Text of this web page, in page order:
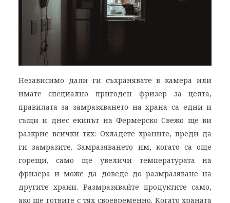
Независимо дали ги съхранявате в камера или
имате специално пригоден фризер за целта,
правилата за замразяването на храна са едни и
същи и днес екипът на Фермерско Свежо ще ви
разкрие всички тях: Охладете храните, преди да
ги замразите. Замразяването им, когато са още
горещи, само ще увеличи температурата на
фризера и може да доведе до размразяване на
другите храни. Размразявайте продуктите само,
ако ще готвите с тях своевременно. Когато храната